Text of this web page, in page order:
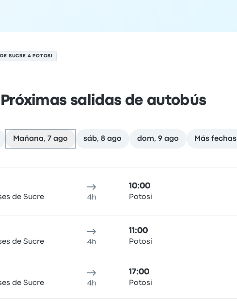
SUCRE A POTOSI
Próximas salidas de autobús
Mañana, 7 ago sáb, 8 ago dom, 9 ago Más fechas
de Sucre 4h
10:00
Potosi
de Sucre 4h
11:00
Potosi
de Sucre 4h
17:00
Potosi